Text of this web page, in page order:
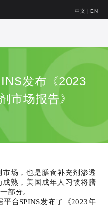
中文 | EN
发布《2023
市场报告》
场，也是膳食补充剂渗透
熟，美国成年人习惯将膳
部分。
台SPINS发布了《2023年